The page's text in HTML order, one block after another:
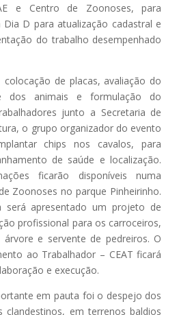
e Centro de Zoonoses, para
D para atualização cadastral e
do trabalho desempenhado
colocação de placas, avaliação do
dos animais e formulação do
junto a Secretaria de
o grupo organizador do evento
chips nos cavalos, para
de saúde e localização.
ficarão disponíveis numa
Zoonoses no parque Pinheirinho.
será apresentado um projeto de
profissional para os carroceiros,
e servente de pedreiros. O
ao Trabalhador – CEAT ficará
e execução.
em pauta foi o despejo dos
clandestinos, em terrenos baldios